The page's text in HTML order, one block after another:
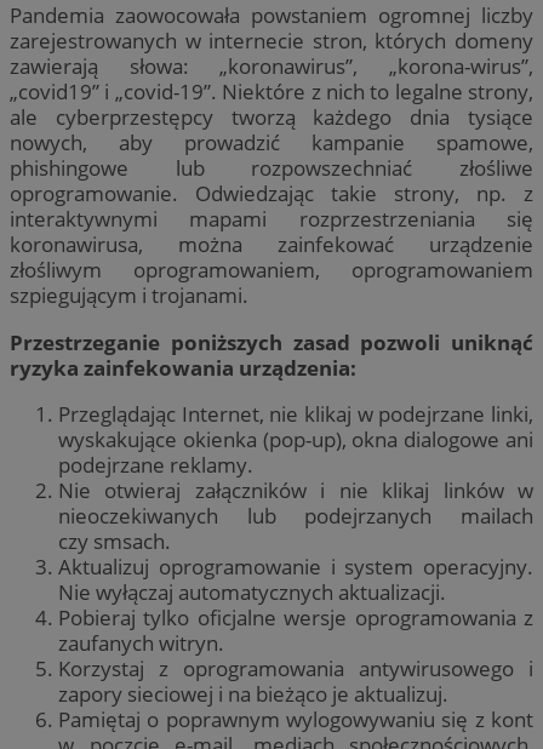
Pandemia zaowocowała powstaniem ogromnej liczby
zarejestrowanych w internecie stron, których domeny
zawierają słowa: „koronawirus”, „korona-wirus”,
„covid19” i „covid-19”. Niektóre z nich to legalne strony,
ale cyberprzestępcy tworzą każdego dnia tysiące
nowych, aby prowadzić kampanie spamowe,
phishingowe lub rozpowszechniać złośliwe
oprogramowanie. Odwiedzając takie strony, np. z
interaktywnymi mapami rozprzestrzeniania się
koronawirusa, można zainfekować urządzenie
złośliwym oprogramowaniem, oprogramowaniem
szpiegującym i trojanami.
Przestrzeganie poniższych zasad pozwoli uniknąć
ryzyka zainfekowania urządzenia:
Przeglądając Internet, nie klikaj w podejrzane linki,
wyskakujące okienka (pop-up), okna dialogowe ani
podejrzane reklamy.
Nie otwieraj załączników i nie klikaj linków w
nieoczekiwanych lub podejrzanych mailach
czy smsach.
Aktualizuj oprogramowanie i system operacyjny.
Nie wyłączaj automatycznych aktualizacji.
Pobieraj tylko oficjalne wersje oprogramowania z
zaufanych witryn.
Korzystaj z oprogramowania antywirusowego i
zapory sieciowej i na bieżąco je aktualizuj.
Pamiętaj o poprawnym wylogowywaniu się z kont